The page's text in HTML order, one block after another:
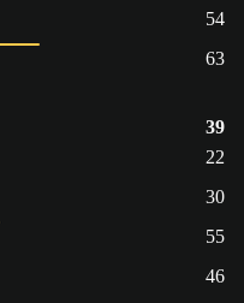
54
63
39
22
30
55
46